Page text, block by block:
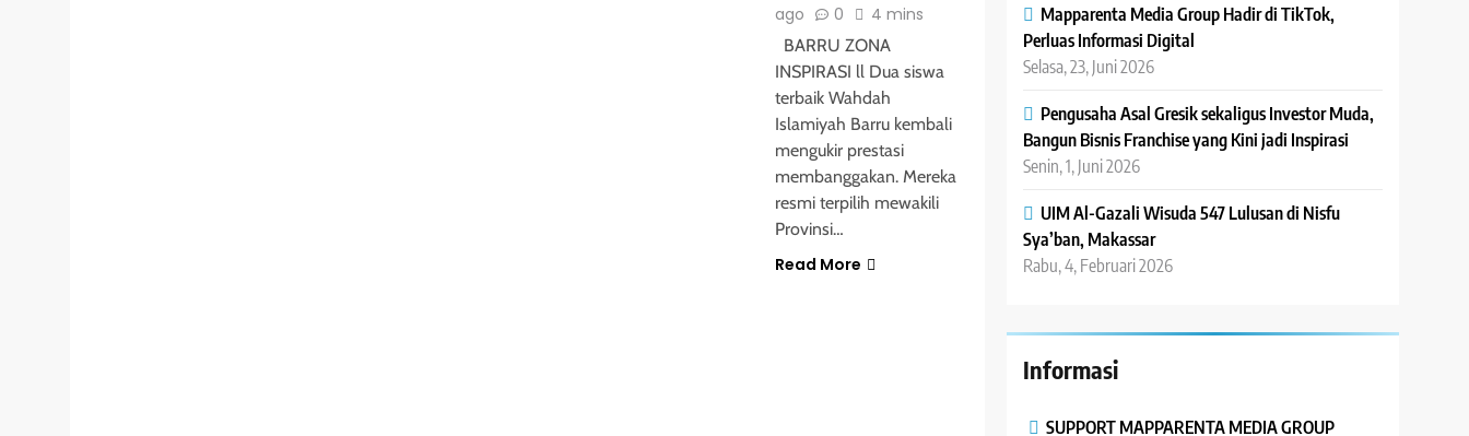
ago
0 4 mins
BARRU ZONA
INSPIRASI ll Dua siswa
terbaik Wahdah
Islamiyah Barru kembali
mengukir prestasi
membanggakan. Mereka
resmi terpilih mewakili
Provinsi…
Read More
Mapparenta Media Group Hadir di TikTok,
Perluas Informasi Digital
Selasa, 23, Juni 2026
Pengusaha Asal Gresik sekaligus Investor Muda,
Bangun Bisnis Franchise yang Kini jadi Inspirasi
Senin, 1, Juni 2026
UIM Al-Gazali Wisuda 547 Lulusan di Nisfu
Sya’ban, Makassar
Rabu, 4, Februari 2026
Informasi
SUPPORT MAPPARENTA MEDIA GROUP